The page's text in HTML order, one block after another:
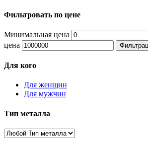
Фильтровать по цене
Минимальная цена
цена
Для кого
Для женщин
Для мужчин
Тип металла